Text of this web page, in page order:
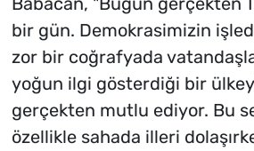
bir gün. Demokrasimizin
zor bir coğrafyada
yoğun ilgi gösterdiği bir
gerçekten mutlu ediyor. Bu
özellikle sahada illeri